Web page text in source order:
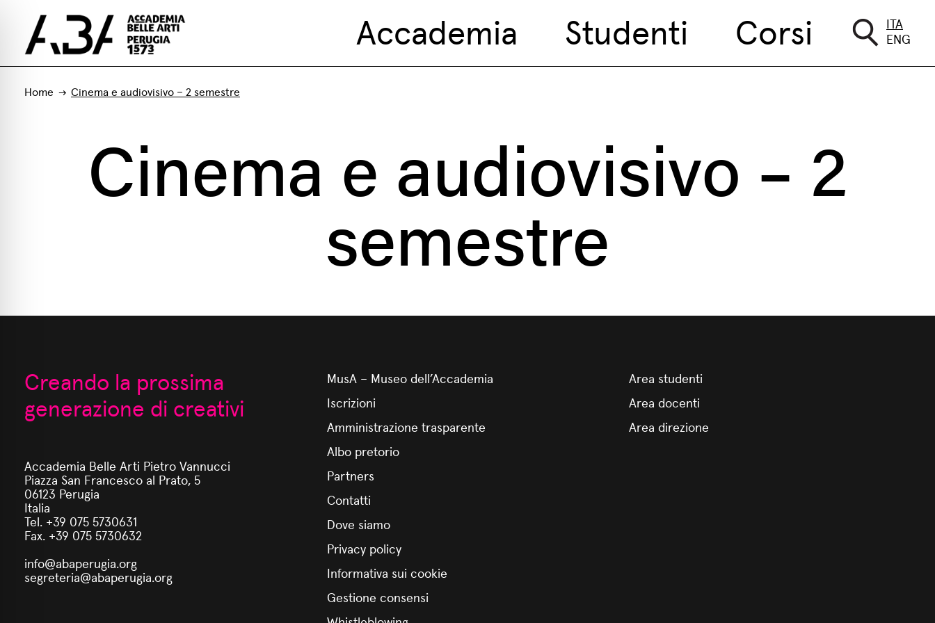
ITA
ENG
Accademia Studenti Corsi
Home Cinema e audiovisivo – 2 semestre
Cinema e audiovisivo – 2
semestre
Creando la prossima
generazione di creativi
Accademia Belle Arti Pietro Vannucci
Piazza San Francesco al Prato, 5
06123 Perugia
Italia
Tel. +39 075 5730631
Fax. +39 075 5730632
info@abaperugia.org
segreteria@abaperugia.org
MusA – Museo dell’Accademia
Iscrizioni
Amministrazione trasparente
Albo pretorio
Partners
Contatti
Dove siamo
Privacy policy
Informativa sui cookie
Gestione consensi
Area studenti
Area docenti
Area direzione